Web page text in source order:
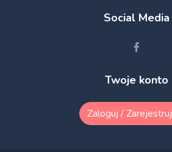
Social Media
Twoje konto
Zaloguj /